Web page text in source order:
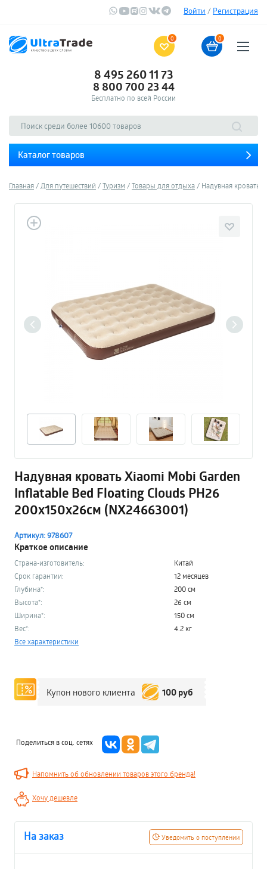
Войти / Регистрация
0 0
8 495 260 11 73
8 800 700 23 44
Бесплатно по всей России
Каталог товаров
Главная Для путешествий Туризм Товары для отдыха Надувная кровать
Надувная кровать Xiaomi Mobi Garden
Inflatable Bed Floating Clouds PH26
200x150x26см (NX24663001)
Артикул: 978607
Краткое описание
Страна-изготовитель:
Китай
Срок гарантии:
12 месяцев
Глубина*:
200 см
Высота*:
26 см
Ширина*:
150 см
Вес*:
4.2 кг
Все характеристики
Купон нового клиента 100 руб
Поделиться в соц. сетях
Напомнить об обновлении товаров этого бренда!
Хочу дешевле
Уведомить о поступлении
На заказ